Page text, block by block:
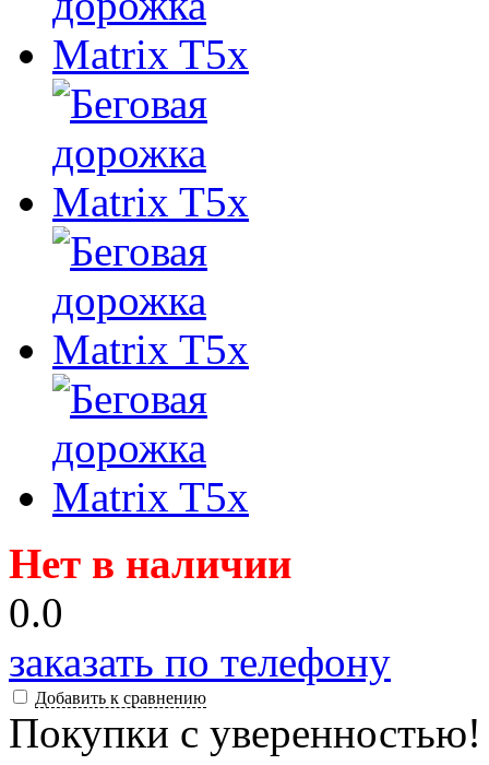
Нет в наличии
0.0
заказать по телефону
Добавить к сравнению
Покупки с уверенностью!